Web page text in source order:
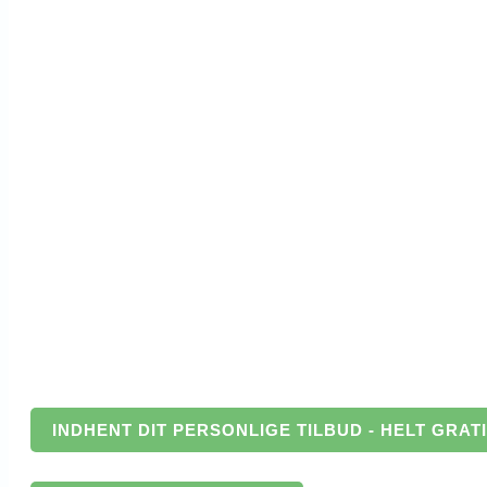
INDHENT DIT PERSONLIGE TILBUD - HELT